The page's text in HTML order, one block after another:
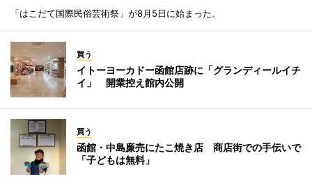
「はこだて国際民俗芸術祭」が8月5日に始まった。
買う
イトーヨーカドー函館店跡に「グランディールイチ
イ」 開業控え館内公開
買う
函館・中島廉売にたこ焼き店 商店街での手伝いで
「子どもは無料」